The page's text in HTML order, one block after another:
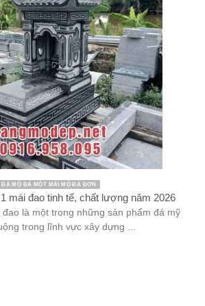
MỘ ĐÁ MỘT MÁI MỘ ĐÁ ĐƠN
mái đao tinh tế, chất lượng năm 2026
đao là một trong những sản phẩm đá mỹ
trong lĩnh vực xây dựng ...